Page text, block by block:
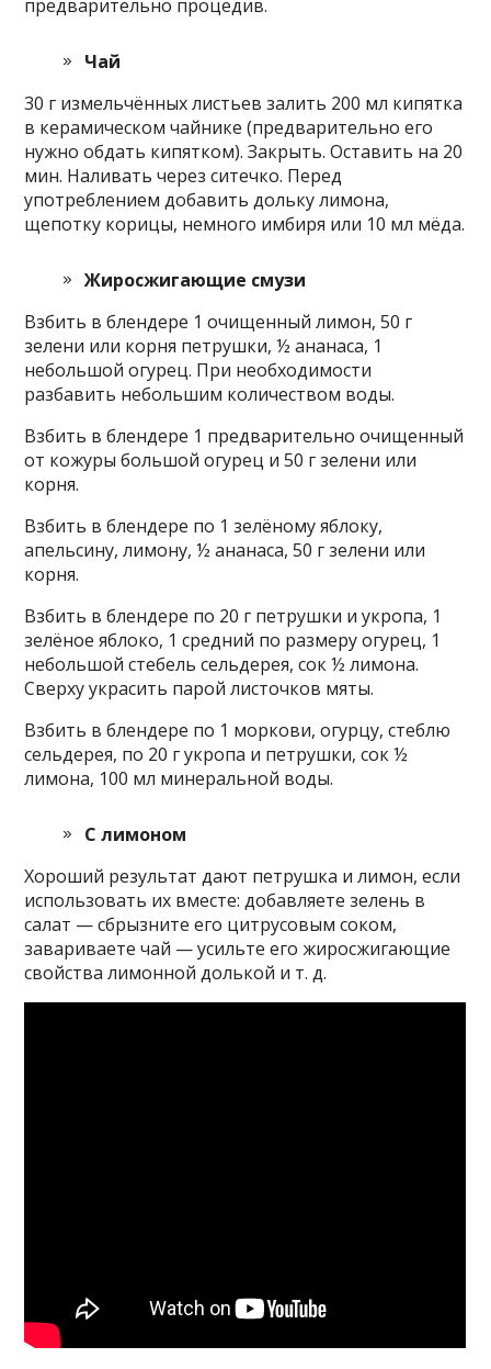
предварительно процедив.
Чай
30 г измельчённых листьев залить 200 мл кипятка
в керамическом чайнике (предварительно его
нужно обдать кипятком). Закрыть. Оставить на 20
мин. Наливать через ситечко. Перед
употреблением добавить дольку лимона,
щепотку корицы, немного имбиря или 10 мл мёда.
Жиросжигающие смузи
Взбить в блендере 1 очищенный лимон, 50 г
зелени или корня петрушки, ½ ананаса, 1
небольшой огурец. При необходимости
разбавить небольшим количеством воды.
Взбить в блендере 1 предварительно очищенный
от кожуры большой огурец и 50 г зелени или
корня.
Взбить в блендере по 1 зелёному яблоку,
апельсину, лимону, ½ ананаса, 50 г зелени или
корня.
Взбить в блендере по 20 г петрушки и укропа, 1
зелёное яблоко, 1 средний по размеру огурец, 1
небольшой стебель сельдерея, сок ½ лимона.
Сверху украсить парой листочков мяты.
Взбить в блендере по 1 моркови, огурцу, стеблю
сельдерея, по 20 г укропа и петрушки, сок ½
лимона, 100 мл минеральной воды.
С лимоном
Хороший результат дают петрушка и лимон, если
использовать их вместе: добавляете зелень в
салат — сбрызните его цитрусовым соком,
завариваете чай — усильте его жиросжигающие
свойства лимонной долькой и т. д.